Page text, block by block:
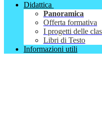
Didattica
Panoramica
Offerta formativa
I progetti delle
Libri di Testo
Informazioni utili